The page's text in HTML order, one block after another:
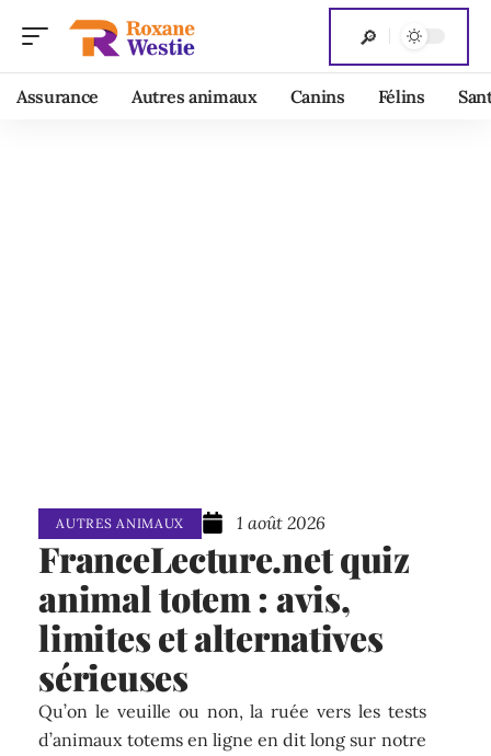
Assurance Autres animaux Canins Félins
AUTRES ANIMAUX 1 août 2026
FranceLecture.net quiz
animal totem : avis,
limites et alternatives
sérieuses
Qu’on le veuille ou non, la ruée vers les tests
d’animaux totems en ligne en dit long sur notre